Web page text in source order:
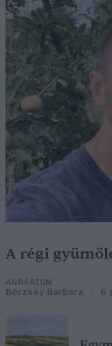
A régi
AGRÁRIUM
Börzsey Barbara 6